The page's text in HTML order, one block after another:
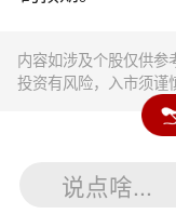
内容如涉及个股仅供参
投资有风险，入市须谨
说点啥...